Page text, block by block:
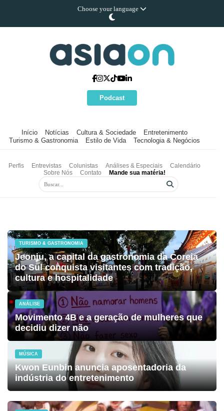
Choose your language
Podcast
Início Notícias Cultura & Sociedade
Entretenimento
Turismo & Gastronomia
Estilo de Vida Tecnologia & Negócios
Perfis Entrevistas Colunistas Análises & Especiais
Calendário
Sobre Nós
Contato Mande sua matéria!
TURISMO & GASTRONOMIA
Jeonju, a capital da gastronomia da Coreia
do Sul conquista visitantes com tradição,
cultura e hospitalidade
ANÁLISE
Movimento 4B e a geração de mulheres que
decidiu dizer não
MÚSICA
Kwon Eunbin anuncia aposentadoria da
indústria do entretenimento